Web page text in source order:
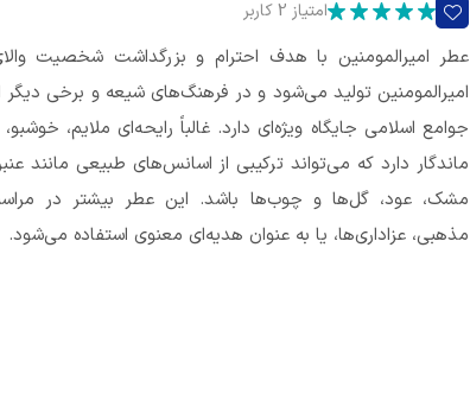
امتیاز 2 کاربر
عطر امیرالمومنین با هدف احترام و بزرگداشت شخصیت
امیرالمومنین تولید می‌شود و در فرهنگ‌های شیعه و برخی دیگر
جوامع اسلامی جایگاه ویژه‌ای دارد. غالباً رایحه‌ای ملایم،
ماندگار دارد که می‌تواند ترکیبی از اسانس‌های طبیعی مانند
مشک، عود، گل‌ها و چوب‌ها باشد. این عطر بیشتر در
مذهبی، عزاداری‌ها، یا به عنوان هدیه‌ای معنوی استفاده می‌شود.